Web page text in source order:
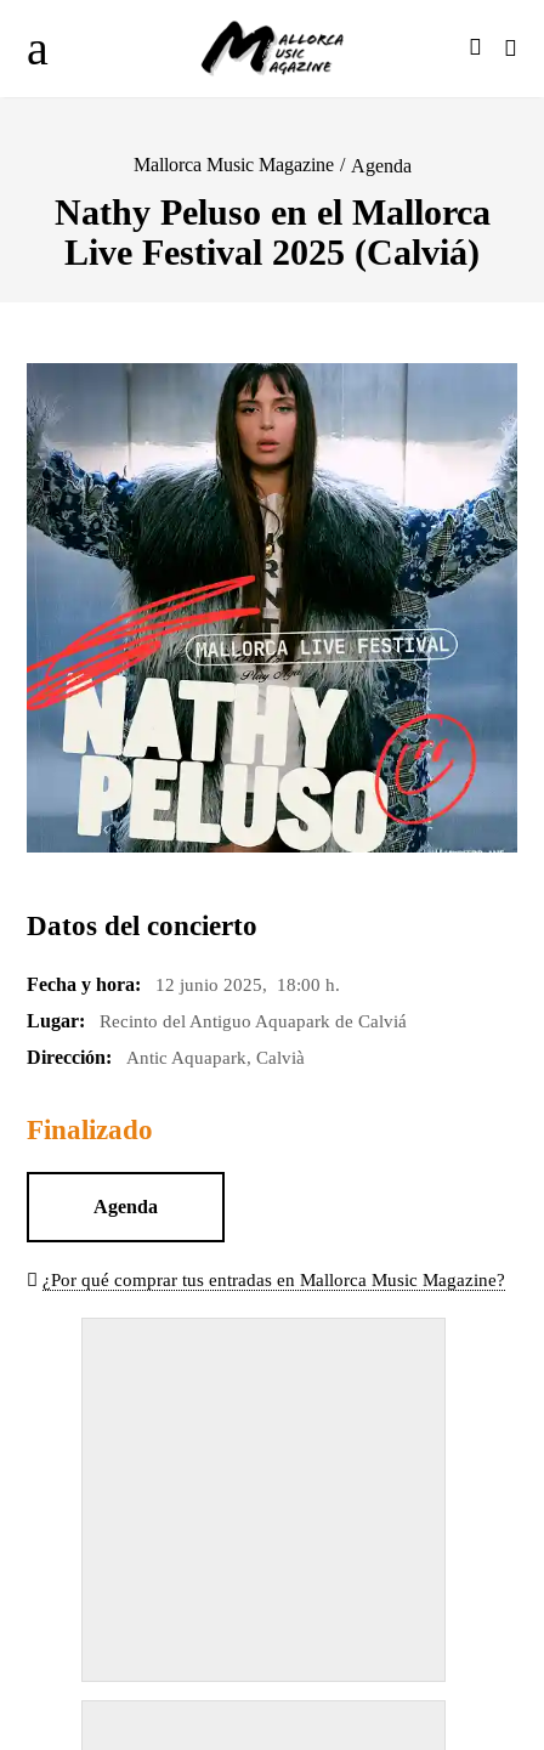
Mallorca Music Magazine / Agenda
Nathy Peluso en el Mallorca
Live Festival 2025 (Calviá)
Datos del concierto
Fecha y hora: 12 junio 2025, 18:00 h.
Lugar: Recinto del Antiguo Aquapark de Calviá
Dirección: Antic Aquapark, Calvià
Finalizado
Agenda
¿Por qué comprar tus entradas en Mallorca Music Magazine?